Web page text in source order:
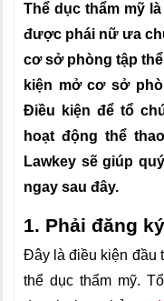
Thể dục thẩm mỹ
được phái nữ ưa
cơ sở phòng tập
kiện mở cơ sở
Điều kiện để tổ
hoạt động thể
Lawkey sẽ giúp
ngay sau đây.
1. Phải đăng
Đây là điều kiện đầu
thể dục thẩm mỹ.